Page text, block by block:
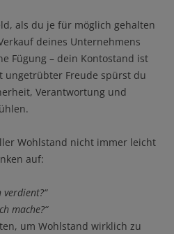
als du je für möglich gehalten
deines Unternehmens
Fügung – dein Kontostand ist
ungetrübter Freude spürst du
Verantwortung und
Wohlstand nicht immer leicht
auf:
mache?“
um Wohlstand wirklich zu